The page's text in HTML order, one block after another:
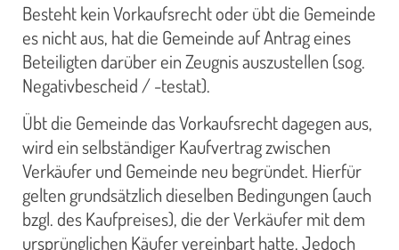
Besteht kein Vorkaufsrecht oder übt die Gemeinde
es nicht aus, hat die Gemeinde auf Antrag eines
Beteiligten darüber ein Zeugnis auszustellen (sog.
Negativbescheid / -testat).
Übt die Gemeinde das Vorkaufsrecht dagegen aus,
wird ein selbständiger Kaufvertrag zwischen
Verkäufer und Gemeinde neu begründet. Hierfür
gelten grundsätzlich dieselben Bedingungen (auch
bzgl. des Kaufpreises), die der Verkäufer mit dem
ursprünglichen Käufer vereinbart hatte. Jedoch